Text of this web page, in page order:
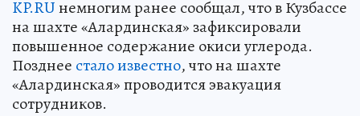
KP.RUнемногим ранее сообщал, что в Кузбассе
на шахте «Алардинская» зафиксировали
повышенное содержание окиси углерода.
Позднее стало известно, что на шахте
«Алардинская» проводится эвакуация
сотрудников.